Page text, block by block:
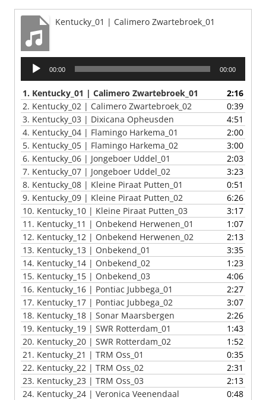
Kentucky_01 | Calimero Zwartebroek_01
Audiospeler
00:00 00:00
1. Kentucky_01 | Calimero Zwartebroek_01
2:16
2. Kentucky_02 | Calimero Zwartebroek_02
0:39
3. Kentucky_03 | Dixicana Opheusden
4:51
4. Kentucky_04 | Flamingo Harkema_01
2:00
5. Kentucky_05 | Flamingo Harkema_02
3:00
6. Kentucky_06 | Jongeboer Uddel_01
2:03
7. Kentucky_07 | Jongeboer Uddel_02
3:23
8. Kentucky_08 | Kleine Piraat Putten_01
0:51
9. Kentucky_09 | Kleine Piraat Putten_02
6:26
10. Kentucky_10 | Kleine Piraat Putten_03
3:17
11. Kentucky_11 | Onbekend Herwenen_01
1:07
12. Kentucky_12 | Onbekend Herwenen_02
2:13
13. Kentucky_13 | Onbekend_01
3:35
14. Kentucky_14 | Onbekend_02
1:23
15. Kentucky_15 | Onbekend_03
4:06
16. Kentucky_16 | Pontiac Jubbega_01
2:27
17. Kentucky_17 | Pontiac Jubbega_02
3:07
18. Kentucky_18 | Sonar Maarsbergen
2:26
19. Kentucky_19 | SWR Rotterdam_01
1:43
20. Kentucky_20 | SWR Rotterdam_02
1:52
21. Kentucky_21 | TRM Oss_01
0:35
22. Kentucky_22 | TRM Oss_02
2:31
23. Kentucky_23 | TRM Oss_03
2:13
24. Kentucky_24 | Veronica Veenendaal 0:48